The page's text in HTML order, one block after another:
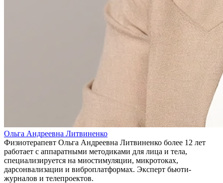
Ольга Андреевна Литвиненко
Физиотерапевт Ольга Андреевна Литвиненко более 12 лет
работает с аппаратными методиками для лица и тела,
специализируется на миостимуляции, микротоках,
дарсонвализации и виброплатформах. Эксперт бьюти-
журналов и телепроектов.